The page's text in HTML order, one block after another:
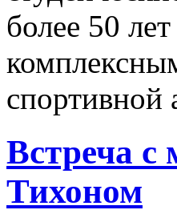
более 50
спортивной
Встреча
Тихоном